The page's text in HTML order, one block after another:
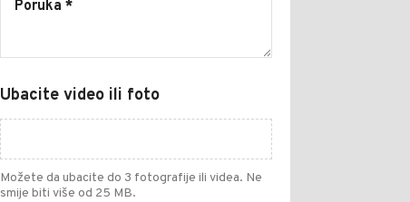
Ubacite video ili foto
Možete da ubacite do 3 fotografije ili videa. Ne
smije biti više od 25 MB.